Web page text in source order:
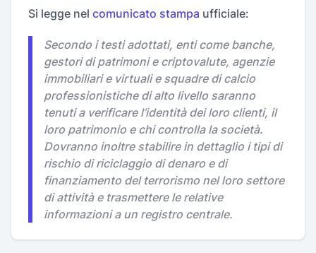
Si legge nel comunicato stampa ufficiale:
Secondo i testi adottati, enti come banche,
gestori di patrimoni e criptovalute, agenzie
immobiliari e virtuali e squadre di calcio
professionistiche di alto livello saranno
tenuti a verificare l’identità dei loro clienti, il
loro patrimonio e chi controlla la società.
Dovranno inoltre stabilire in dettaglio i tipi di
rischio di riciclaggio di denaro e di
finanziamento del terrorismo nel loro settore
di attività e trasmettere le relative
informazioni a un registro centrale.